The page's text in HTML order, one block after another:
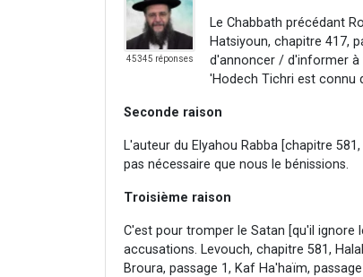
45345 réponses
Le Chabbath précédant
Hatsiyoun, chapitre 417,
d'annoncer / d'informer à
'Hodech Tichri est connu
Seconde raison
L'auteur du Elyahou Rabba [chapitre
pas nécessaire que nous le bénissions.
Troisième raison
C'est pour tromper le Satan [qu'il ignore
accusations. Levouch, chapitre 581,
Broura, passage 1, Kaf Ha'haïm,